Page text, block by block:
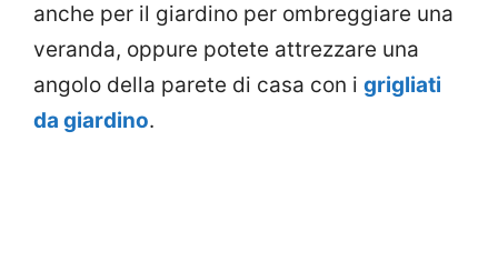
anche per il giardino per ombreggiare una
veranda, oppure potete attrezzare una
angolo della parete di casa con i grigliati
da giardino.